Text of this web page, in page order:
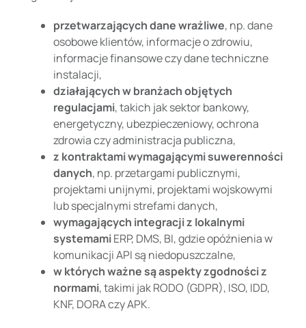
przetwarzających dane wrażliwe, np. dane
osobowe klientów, informacje o zdrowiu,
informacje finansowe czy dane techniczne
instalacji,
działających w branżach objętych
regulacjami, takich jak sektor bankowy,
energetyczny, ubezpieczeniowy, ochrona
zdrowia czy administracja publiczna,
z kontraktami wymagającymi suwerenności
danych, np. przetargami publicznymi,
projektami unijnymi, projektami wojskowymi
lub specjalnymi strefami danych,
wymagających integracji z lokalnymi
systemamiERP, DMS, BI, gdzie opóźnienia w
komunikacji API są niedopuszczalne,
w których ważne są aspekty zgodności z
normami, takimi jak RODO (GDPR), ISO, IDD,
KNF, DORA czy APK.